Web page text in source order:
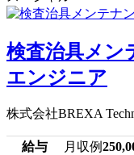
検査治具メン
エンジニア
株式会社BREXA
給与 月収例